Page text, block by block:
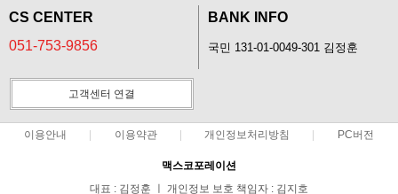
CS CENTER
051-753-9856
BANK INFO
국민 131-01-0049-301 김정훈
고객센터 연결
이용안내 이용약관 개인정보처리방침 PC버전
맥스코포레이션
대표 : 김정훈 ㅣ 개인정보 보호 책임자 : 김지호